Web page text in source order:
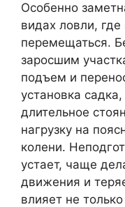
Особенно
видах ловли,
перемещаться.
заросшим
подъем и
установка
длительное
нагрузку на
колени.
устает, чаще
движения и
влияет не